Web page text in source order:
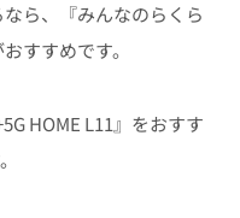
ら、
『みんなのらくら
おすすめです。
HOME L11』をおすす